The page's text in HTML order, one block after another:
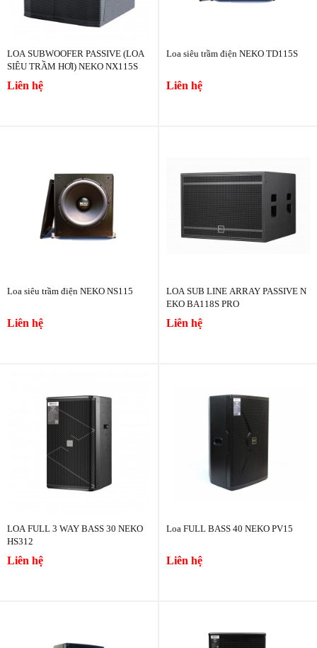
LOA SUBWOOFER PASSIVE (LOA
SIÊU TRẦM HƠI) NEKO NX115S
Liên hệ
Loa siêu trầm điện NEKO TD115S
Liên hệ
Loa siêu trầm điện NEKO NS115
Liên hệ
LOA SUB LINE ARRAY PASSIVE N
EKO BA118S PRO
Liên hệ
LOA FULL 3 WAY BASS 30 NEKO
HS312
Liên hệ
Loa FULL BASS 40 NEKO PV15
Liên hệ